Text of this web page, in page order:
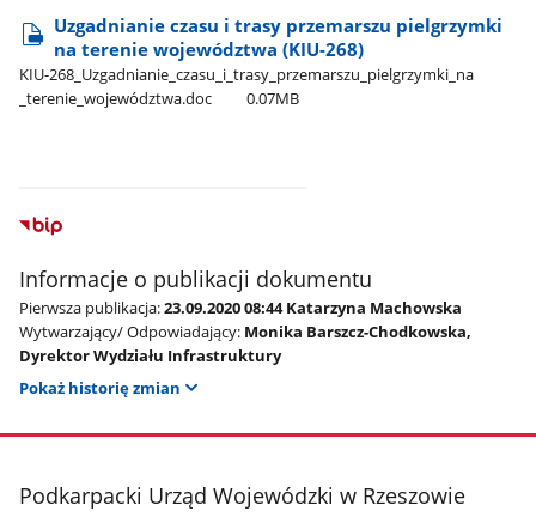
Uzgadnianie czasu i trasy przemarszu pielgrzymki
na terenie województwa (KIU-268)
KIU-268​_Uzgadnianie​_czasu​_i​_trasy​_przemarszu​_pielgrzymki​_na​
_terenie​_województwa.doc
0.07MB
Informacje o publikacji dokumentu
Pierwsza publikacja:23.09.2020 08:44 Katarzyna Machowska
Wytwarzający/ Odpowiadający: Monika Barszcz-Chodkowska,
Dyrektor Wydziału Infrastruktury
Pokaż historię zmian
stopka
Podkarpacki Urząd Wojewódzki w Rzeszowie